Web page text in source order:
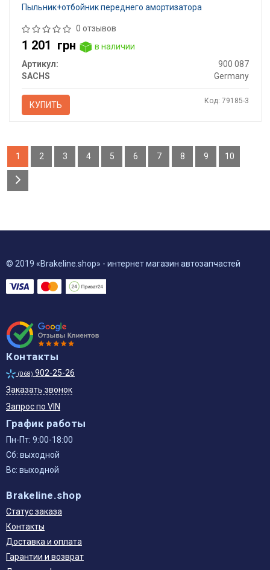
Пыльник+отбойник переднего амортизатора
0 отзывов
1 201 грн
в наличии
Артикул:
900 087
SACHS
Germany
КУПИТЬ Код: 79185-3
1 2 3 4 5 6 7 8 9 10
© 2019 «Brakeline.shop» - интернет магазин автозапчастей
Контакты
(068) 902-25-26
Заказать звонок
Запрос по VIN
График работы
Пн-Пт: 9:00-18:00
Сб: выходной
Вс: выходной
Brakeline.shop
Статус заказа
Контакты
Доставка и оплата
Гарантии и возврат